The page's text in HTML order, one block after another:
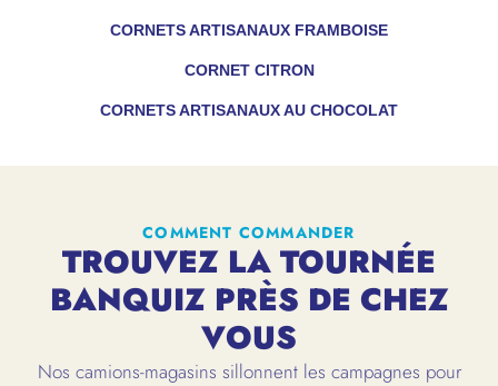
CORNETS ARTISANAUX FRAMBOISE
CORNET CITRON
CORNETS ARTISANAUX AU CHOCOLAT
COMMENT COMMANDER
TROUVEZ LA TOURNÉE
BANQUIZ PRÈS DE CHEZ
VOUS
Nos camions-magasins sillonnent les campagnes pour